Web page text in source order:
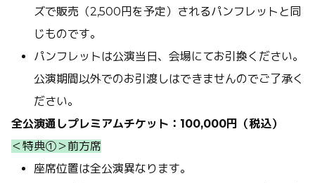
ズで販売（2,500円を予定）されるパンフレットと同
じものです。
パンフレットは公演当日、会場にてお引換ください。
公演期間以外でのお引渡しはできませんのでご了承く
ださい。
全公演通しプレミアムチケット：100,000円（税込）
＜特典①＞前方席
座席位置は全公演異なります。